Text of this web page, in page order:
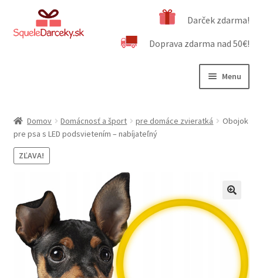
Preskočiť
na
Preskočiť
na
Darček zdarma!
Doprava zdarma nad 50€!
Menu
Dôležité informácie
Obchodné podmienky
Kontakt
Domov Domácnosť a šport pre domáce zvieratká
Obojok
pre psa s LED podsvietením – nabíjateľný
ZĽAVA!